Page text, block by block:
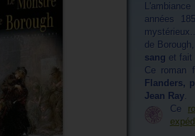
années
de Borough,
sang et fait
Ce roman
Flanders,
Jean Ray.
Ce